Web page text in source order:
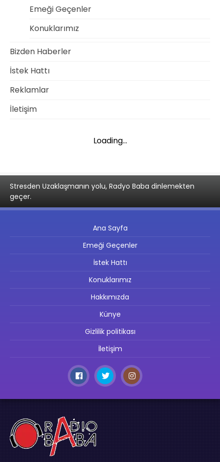
Emeği Geçenler
Konuklarımız
Bizden Haberler
İstek Hattı
Reklamlar
İletişim
Loading...
Stresden Uzaklaşmanın yolu, Radyo Baba dinlemekten
geçer.
Ana Sayfa
Emeği Geçenler
İstek Hattı
Konuklarımız
Hakkımızda
Künye
Gizlilik politikası
İletişim